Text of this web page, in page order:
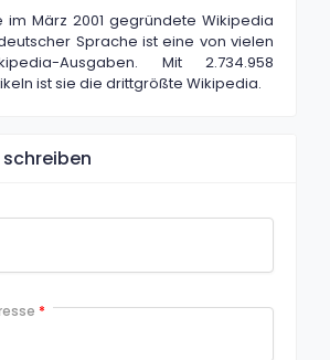
im März 2001 gegründete Wikipedia
Sprache ist eine von vielen
Ausgaben. Mit 2.734.958
ist sie die drittgrößte Wikipedia.
*